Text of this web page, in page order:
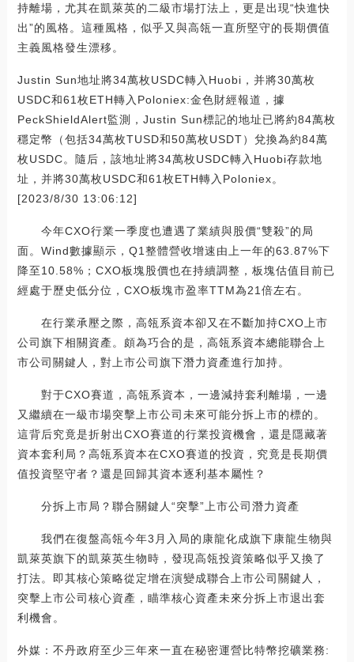
持離場，尤其在凱萊英的二級市場打法上，更是出現“快進快
出”的風格。這種風格，似乎又與高瓴一直所堅守的長期價值
主義風格發生漂移。
Justin Sun地址將34萬枚USDC轉入Huobi，并將30萬枚
USDC和61枚ETH轉入Poloniex:金色財經報道，據
PeckShieldAlert監測，Justin Sun標記的地址已將約84萬枚
穩定幣（包括34萬枚TUSD和50萬枚USDT）兌換為約84萬
枚USDC。隨后，該地址將34萬枚USDC轉入Huobi存款地
址，并將30萬枚USDC和61枚ETH轉入Poloniex。
[2023/8/30 13:06:12]
今年CXO行業一季度也遭遇了業績與股價“雙殺”的局
面。Wind數據顯示，Q1整體營收增速由上一年的63.87%下
降至10.58%；CXO板塊股價也在持續調整，板塊估值目前已
經處于歷史低分位，CXO板塊市盈率TTM為21倍左右。
在行業承壓之際，高瓴系資本卻又在不斷加持CXO上市
公司旗下相關資產。頗為巧合的是，高瓴系資本總能聯合上
市公司關鍵人，對上市公司旗下潛力資產進行加持。
對于CXO賽道，高瓴系資本，一邊減持套利離場，一邊
又繼續在一級市場突擊上市公司未來可能分拆上市的標的。
這背后究竟是折射出CXO賽道的行業投資機會，還是隱藏著
資本套利局？高瓴系資本在CXO賽道的投資，究竟是長期價
值投資堅守者？還是回歸其資本逐利基本屬性？
分拆上市局？聯合關鍵人“突擊”上市公司潛力資產
我們在復盤高瓴今年3月入局的康龍化成旗下康龍生物與
凱萊英旗下的凱萊英生物時，發現高瓴投資策略似乎又換了
打法。即其核心策略從定增在演變成聯合上市公司關鍵人，
突擊上市公司核心資產，瞄準核心資產未來分拆上市退出套
利機會。
外媒：不丹政府至少三年來一直在秘密運營比特幣挖礦業務: